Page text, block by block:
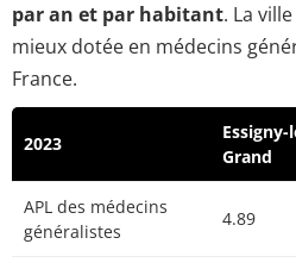
par an et par habitant. La
mieux dotée en médecins
France.
2023
Essigny-
Grand
APL des médecins
généralistes
4.89